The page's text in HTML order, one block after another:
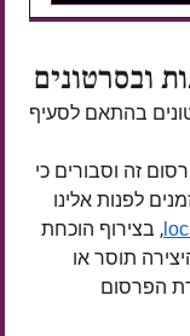
ובסרטונים
בהתאם לסעיף
זה וסבורים כי
לפנות אלינו
, בצירוף הוכחת
תוסר או
הפרסום